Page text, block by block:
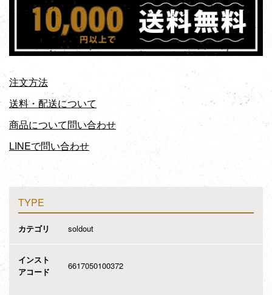
注文方法
送料・配送について
商品について問い合わせ
LINEで問い合わせ
TYPE
カテゴリ soldout
インスト
アコード
6617050100372